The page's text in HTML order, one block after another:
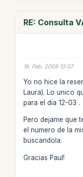
RE: Consulta
16. Feb. 2009 13:07
Yo no hice la
Laura). Lo unico
para el dia 12-03 .
Pero dejame que
el numero de la
buscandola.
Gracias Paul!